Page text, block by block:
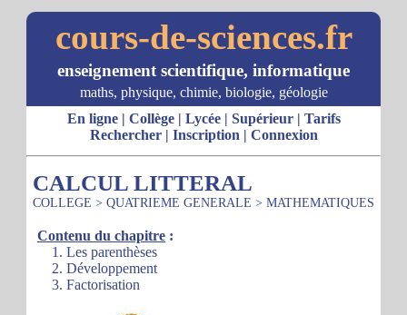
cours-de-sciences.fr
enseignement scientifique, informatique
maths, physique, chimie, biologie, géologie
En ligne| Collège| Lycée| Supérieur| Tarifs
Rechercher| Inscription | Connexion
CALCUL LITTERAL
COLLEGE > QUATRIEME GENERALE > MATHEMATIQUES
Contenu du chapitre :
1. Les parenthèses
2. Développement
3. Factorisation